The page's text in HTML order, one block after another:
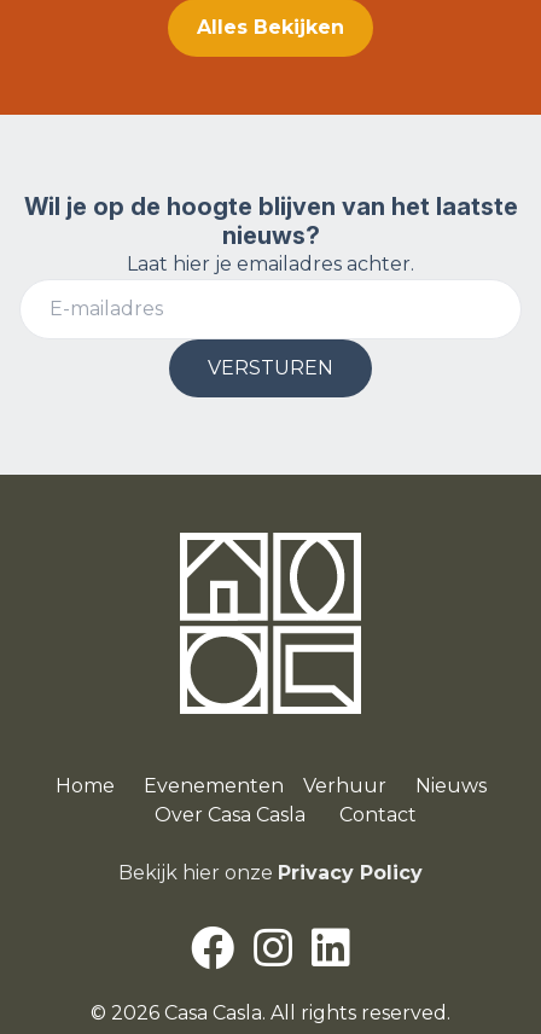
Alles Bekijken
Wil je op de hoogte blijven van het laatste
nieuws?
Laat hier je emailadres achter.
VERSTUREN
Home Evenementen Verhuur
Nieuws
Over Casa Casla Contact
Bekijk hier onze Privacy Policy
© 2026 Casa Casla. All rights reserved.